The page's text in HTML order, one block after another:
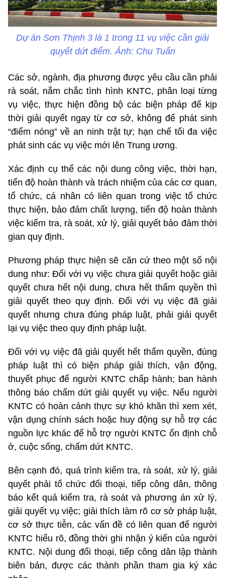
Dự án Sơn Thịnh 3 là 1 trong 11 vụ việc cần giải
quyết dứt điểm. Ảnh: Chu Tuấn
Các sở, ngành, địa phương được yêu cầu cần phải
rà soát, nắm chắc tình hình KNTC, phân loại từng
vụ việc, thực hiện đồng bộ các biện pháp để kịp
thời giải quyết ngay từ cơ sở, không để phát sinh
“điểm nóng” về an ninh trật tự; hạn chế tối đa việc
phát sinh các vụ việc mới lên Trung ương.
Xác định cụ thể các nội dung công việc, thời hạn,
tiến độ hoàn thành và trách nhiệm của các cơ quan,
tổ chức, cá nhân có liên quan trong việc tổ chức
thực hiện, bảo đảm chất lượng, tiến độ hoàn thành
việc kiểm tra, rà soát, xử lý, giải quyết bảo đảm thời
gian quy định.
Phương pháp thực hiện sẽ căn cứ theo một số nội
dung như: Đối với vụ việc chưa giải quyết hoặc giải
quyết chưa hết nội dung, chưa hết thẩm quyền thì
giải quyết theo quy định. Đối với vụ việc đã giải
quyết nhưng chưa đúng pháp luật, phải giải quyết
lại vụ việc theo quy định pháp luật.
Đối với vụ việc đã giải quyết hết thẩm quyền, đúng
pháp luật thì có biện pháp giải thích, vận động,
thuyết phục để người KNTC chấp hành; ban hành
thông báo chấm dứt giải quyết vụ việc. Nếu người
KNTC có hoàn cảnh thực sự khó khăn thì xem xét,
vận dụng chính sách hoặc huy động sự hỗ trợ các
nguồn lực khác để hỗ trợ người KNTC ổn định chỗ
ở, cuộc sống, chấm dứt KNTC.
Bên cạnh đó, quá trình kiểm tra, rà soát, xử lý, giải
quyết phải tổ chức đối thoại, tiếp công dân, thông
báo kết quả kiểm tra, rà soát và phương án xử lý,
giải quyết vụ việc; giải thích làm rõ cơ sở pháp luật,
cơ sở thực tiễn, các vấn đề có liên quan để người
KNTC hiểu rõ, đồng thời ghi nhận ý kiến của người
KNTC. Nội dung đối thoại, tiếp công dân lập thành
biên bản, được các thành phần tham gia ký xác